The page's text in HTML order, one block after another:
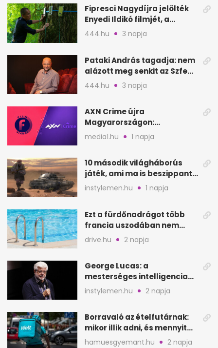
Fipresci Nagydíjra jelölték
Enyedi Ildikó filmjét, a
Csendes barátot
444.hu 3 napja
Pataki András tagadja: nem
alázott meg senkit az Szfe
felvételijén
444.hu 3 napja
AXN Crime újra
Magyarországon:
szeptembertől a Viasat Film
media1.hu 1 napja
10 második világháborús
játék, ami ma is beszippant
a képernyő elé
instylemen.hu 1 napja
Ezt a fürdőnadrágot több
francia uszodában nem
fogadják el
drive.hu 2 napja
George Lucas: a
mesterséges intelligencia
lehet Hollywood következő
lépése
instylemen.hu 2 napja
Borravaló az ételfutárnak:
mikor illik adni, és mennyit
rendeléskor?
hamuesgyemant.hu 2 napja